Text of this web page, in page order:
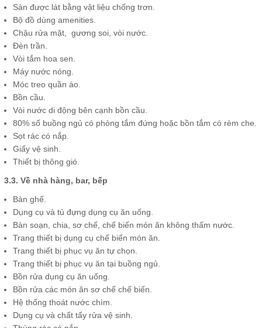
Sàn được lát bằng vật liệu chống trơn.
Bộ đồ dùng amenities.
Chậu rửa mặt, gương soi, vòi nước.
Đèn trần.
Vòi tắm hoa sen.
Máy nước nóng.
Móc treo quần áo.
Bồn cầu.
Vòi nước di động bên cạnh bồn cầu.
80% số buồng ngủ có phòng tắm đứng hoặc bồn tắm có rèm che.
Sọt rác có nắp.
Giấy vệ sinh.
Thiết bị thông gió.
3.3. Về nhà hàng, bar, bếp
Bàn ghế.
Dụng cụ và tủ đựng dụng cụ ăn uống.
Bàn soạn, chia, sơ chế, chế biến món ăn không thấm nước.
Trang thiết bị dụng cụ chế biến món ăn.
Trang thiết bị phục vụ ăn tự chọn.
Trang thiết bị phục vụ ăn tại buồng ngủ.
Bồn rửa dụng cụ ăn uống.
Bồn rửa các món ăn sơ chế chế biến.
Hệ thống thoát nước chìm.
Dụng cụ và chất tẩy rửa vệ sinh.